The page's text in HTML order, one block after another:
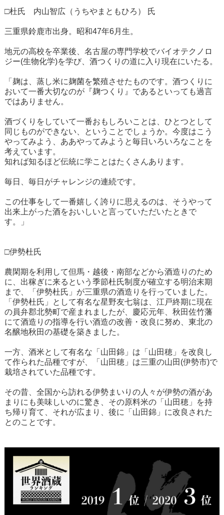
□杜氏 内山智広（うちやまともひろ） 氏
三重県鈴鹿市出身。昭和47年6月生。
地元の高校を卒業後、名古屋の専門学校でバイオテクノロ
ジー(生物化学)を学び、酒つくりの道に入り現在にいたる。
「麹は、蒸し米に麹菌を繁殖させたものです。酒つくりに
おいて一番大切なのが『麹つくり』であるといっても過言
ではありません。
酒づくりをしていて一番おもしろいことは、ひとつとして
同じものができない、ということでしょうか。今度はこう
やってみよう、ああやってみようと毎日いろいろなことを
考えています。
知れば知るほど伝統に学ことはたくさんあります。
毎日、毎日がチャレンジの連続です。
この仕事をして一番嬉しく誇りに思えるのは、そうやって
出来上がった酒をおいしいと言っていただいたときで
す。」
□伊勢杜氏
農閑期を利用して但馬・越後・南部などから酒造りのため
に、出稼ぎに来るという季節杜氏制度が確立する明治末期
まで、「伊勢杜氏」が三重県の酒造りを行っていました。
「伊勢杜氏」として有名な星野友七翁は、江戸終期に現在
の員弁郡北勢町で産まれましたが、慶応元年、秋田佐竹藩
にて酒造りの指導を行い酒造の改善・改良に努め、東北の
名醸地秋田の基礎を築きました。
一方、酒米として有名な「山田錦」は「山田穂」を改良し
て作られた品種ですが、「山田穂」は三重の山田(伊勢市)で
栽培されていた品種です。
その昔、全国から訪れる伊勢まいりの人々が伊勢の酒があ
まりにも美味しいのに驚き、その原料米の「山田穂」を持
ち帰り育て、それが広まり、後に「山田錦」に改良された
とのことです。